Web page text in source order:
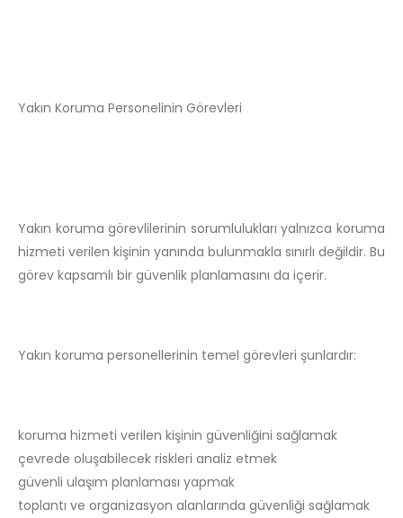
Yakın Koruma Personelinin Görevleri
Yakın koruma görevlilerinin sorumlulukları yalnızca koruma
hizmeti verilen kişinin yanında bulunmakla sınırlı değildir. Bu
görev kapsamlı bir güvenlik planlamasını da içerir.
Yakın koruma personellerinin temel görevleri şunlardır:
koruma hizmeti verilen kişinin güvenliğini sağlamak
çevrede oluşabilecek riskleri analiz etmek
güvenli ulaşım planlaması yapmak
toplantı ve organizasyon alanlarında güvenliği sağlamak